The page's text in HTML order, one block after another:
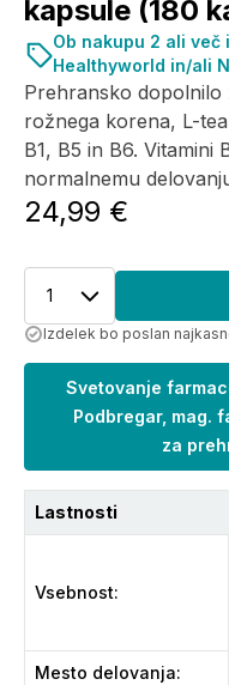
kapsule (180
Prehransko dopolnilo
rožnega korena, L-
B1, B5 in B6. Vitamini
normalnemu
24,99 €
Ob nakupu 2 ali več
Healthyworld in/ali
1
Izdelek bo poslan
Svetovanje
Podbregar, mag.
za
Lastnosti
Vsebnost:
Mesto delovanja: